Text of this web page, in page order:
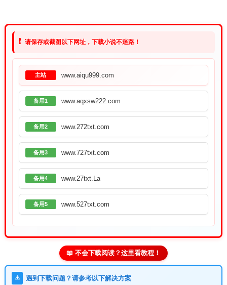
❗ 请保存或截图以下网址，下载小说不迷路！
主站 www.aiqu999.com
备用1 www.aqxsw222.com
备用2 www.272txt.com
备用3 www.727txt.com
备用4 www.27txt.La
备用5 www.527txt.com
📖 不会下载阅读？这里看教程！
⚠️ 遇到下载问题？请参考以下解决方案